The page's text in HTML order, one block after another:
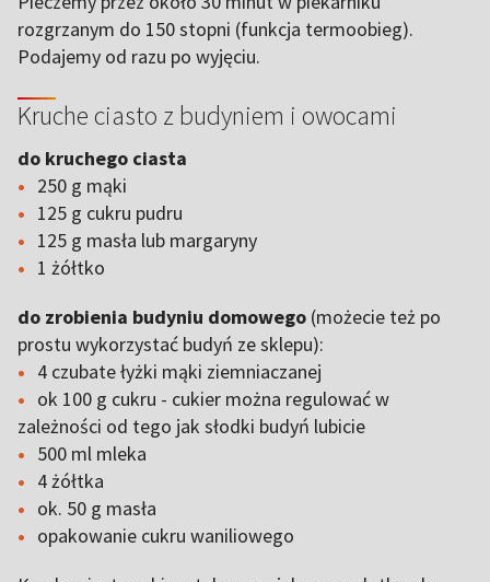
rozgrzanym do 150 stopni (funkcja termoobieg).
Podajemy od razu po wyjęciu.
Kruche ciasto z budyniem i owocami
do kruchego ciasta
250 g mąki
125 g cukru pudru
125 g masła lub margaryny
1 żółtko
do zrobienia budyniu domowego (możecie też po
prostu wykorzystać budyń ze sklepu):
4 czubate łyżki mąki ziemniaczanej
ok 100 g cukru - cukier można regulować w
zależności od tego jak słodki budyń lubicie
500 ml mleka
4 żółtka
ok. 50 g masła
opakowanie cukru waniliowego